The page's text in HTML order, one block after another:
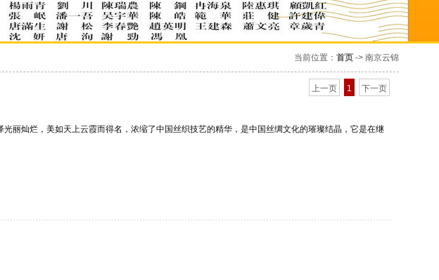
当前位置： 首页-> 南京云锦
上一页 1 下一页
丽灿烂，美如天上云霞而得名，浓缩了中国丝织技艺的精华，是中国丝绸文化的璀璨结晶，它是在继